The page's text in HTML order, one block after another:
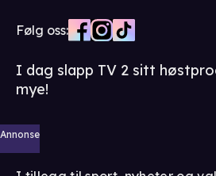
Følg oss:
I dag slapp TV 2 sitt
mye!
Annonse